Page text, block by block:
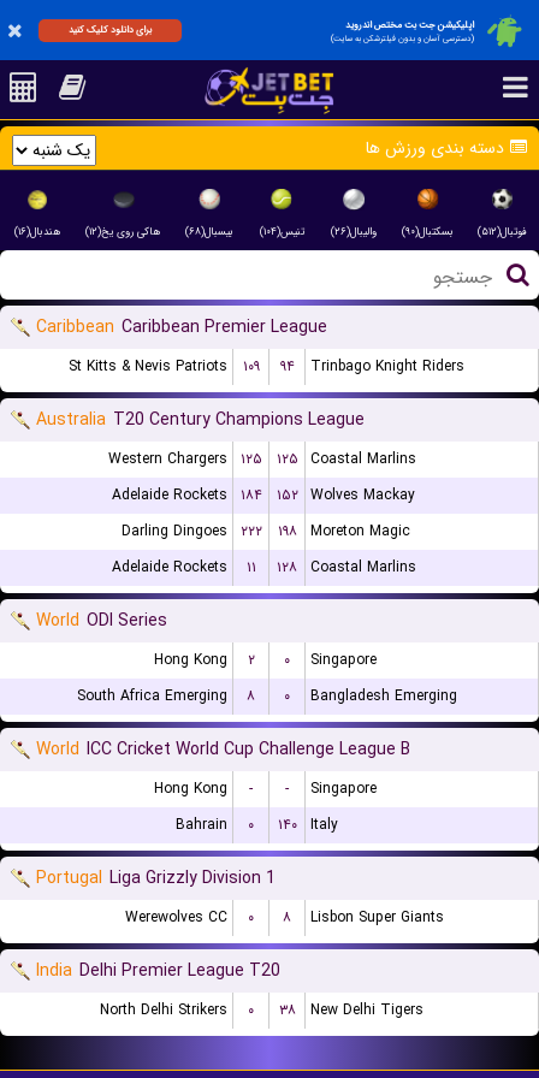
اپلیکیشن جت بت مختص اندروید
(دسترسی آسان و بدون فیلترشکن به سایت)
برای دانلود کلیک کنید
دسته بندی ورزش ها
فوتبال(۵۱۲) بسکتبال(۹۰) والیبال(۲۶) تنیس(۱۰۴) بیسبال(۶۸) هاکی روی یخ(۱۲) هندبال(۱۶)
Caribbean Caribbean Premier League
St Kitts & Nevis Patriots ۱۰۹ ۹۴ Trinbago Knight Riders
Australia T20 Century Champions League
Western Chargers ۱۲۵ ۱۲۵ Coastal Marlins
Adelaide Rockets
۱۸۴ ۱۵۲ Wolves Mackay
Darling Dingoes
۲۲۲ ۱۹۸
Moreton Magic
Adelaide Rockets
۱۱ ۱۲۸ Coastal Marlins
World ODI Series
Hong Kong ۲ ۰
Singapore
South Africa Emerging
۸ ۰ Bangladesh Emerging
World ICC Cricket World Cup Challenge League B
Hong Kong - -
Singapore
Bahrain
۰ ۱۴۰ Italy
Portugal Liga Grizzly Division 1
Werewolves CC ۰ ۸ Lisbon Super Giants
India Delhi Premier League T20
North Delhi Strikers ۰ ۳۸ New Delhi Tigers